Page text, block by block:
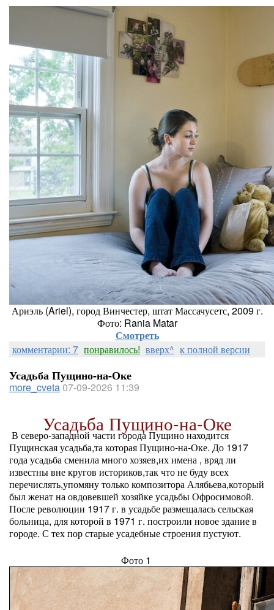
Ариэль (Ariel), город Винчестер, штат Массачусетс, 2009 г.
Фото: Rania Matar
Смотреть
комментарии: 7 понравилось! вверх^ к полной версии
Усадьба Пущино-на-Оке
more_cveta07-09-2026 11:39
Усадьба Пущино-на-Оке
В северо-западной части города Пущино находится
Пущинская усадьба,та которая Пущино-на-Оке. До 1917
года усадьба сменила много хозяев,их имена , вряд ли
известны вне кругов историков,так что не буду всех
перечислять,упомяну только композитора Алябьева,который
был женат на овдовевшей хозяйке усадьбы Офросимовой.
После революции 1917 г. в усадьбе размещалась сельская
больница, для которой в 1971 г. построили новое здание в
городе. С тех пор старые усадебные строения пустуют.
Фото 1